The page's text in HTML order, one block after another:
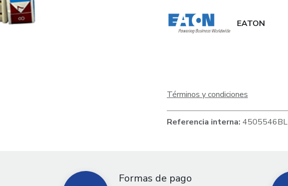
EATON
Términos y condiciones
Referencia interna: 4505546BL
Formas de pago